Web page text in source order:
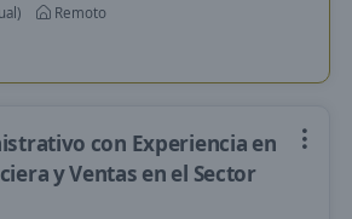
Remoto
con Experiencia en
y Ventas en el Sector